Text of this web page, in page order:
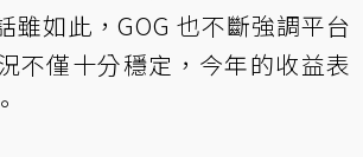
雖如此，GOG 也不斷強調平台
不僅十分穩定，今年的收益表